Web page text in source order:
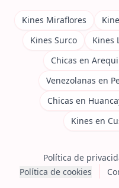
Kines Miraflores
Kines Surco
Kines
Chicas en
Venezolanas en
Chicas en
Kines en
Política de
Política de cookies